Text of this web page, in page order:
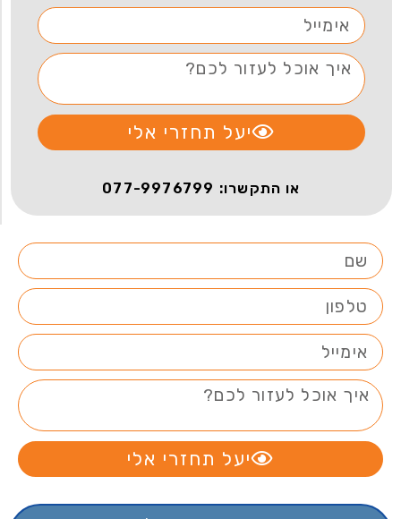
יעל תחזרי אלי
או התקשרו: 077-9976799
יעל תחזרי אלי